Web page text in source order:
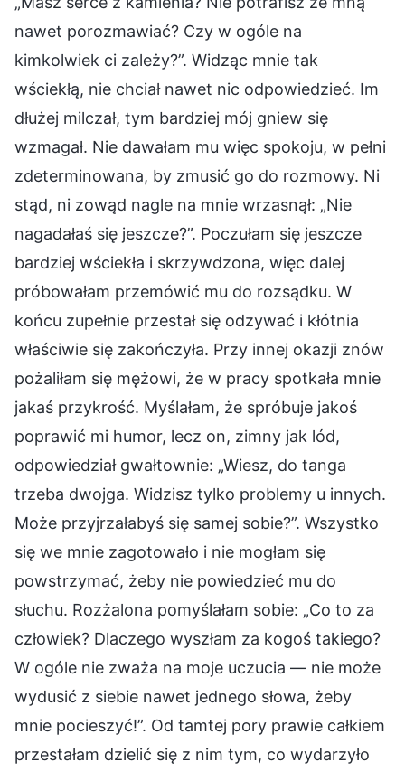
nawet porozmawiać? Czy w ogóle na
kimkolwiek ci zależy?”. Widząc mnie tak
wściekłą, nie chciał nawet nic odpowiedzieć. Im
dłużej milczał, tym bardziej mój gniew się
wzmagał. Nie dawałam mu więc spokoju, w pełni
zdeterminowana, by zmusić go do rozmowy. Ni
stąd, ni zowąd nagle na mnie wrzasnął: „Nie
nagadałaś się jeszcze?”. Poczułam się jeszcze
bardziej wściekła i skrzywdzona, więc dalej
próbowałam przemówić mu do rozsądku. W
końcu zupełnie przestał się odzywać i kłótnia
właściwie się zakończyła. Przy innej okazji znów
pożaliłam się mężowi, że w pracy spotkała mnie
jakaś przykrość. Myślałam, że spróbuje jakoś
poprawić mi humor, lecz on, zimny jak lód,
odpowiedział gwałtownie: „Wiesz, do tanga
trzeba dwojga. Widzisz tylko problemy u innych.
Może przyjrzałabyś się samej sobie?”. Wszystko
się we mnie zagotowało i nie mogłam się
powstrzymać, żeby nie powiedzieć mu do
słuchu. Rozżalona pomyślałam sobie: „Co to za
człowiek? Dlaczego wyszłam za kogoś takiego?
W ogóle nie zważa na moje uczucia — nie może
wydusić z siebie nawet jednego słowa, żeby
mnie pocieszyć!”. Od tamtej pory prawie całkiem
przestałam dzielić się z nim tym, co wydarzyło